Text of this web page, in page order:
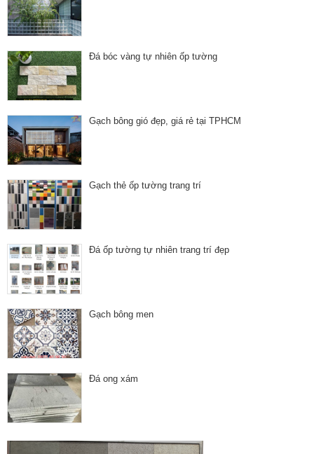
Đá bóc vàng tự nhiên ốp tường
Gạch bông gió đẹp, giá rẻ tại TPHCM
Gạch thẻ ốp tường trang trí
Đá ốp tường tự nhiên trang trí đẹp
Gạch bông men
Đá ong xám